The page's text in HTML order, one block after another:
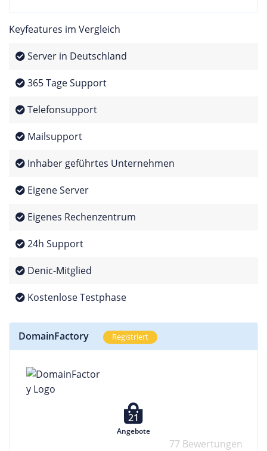
Keyfeatures im Vergleich
Server in Deutschland
365 Tage Support
Telefonsupport
Mailsupport
Inhaber geführtes Unternehmen
Eigene Server
Eigenes Rechenzentrum
24h Support
Denic-Mitglied
Kostenlose Testphase
DomainFactory Registriert
21
Angebote
77 Bewertungen